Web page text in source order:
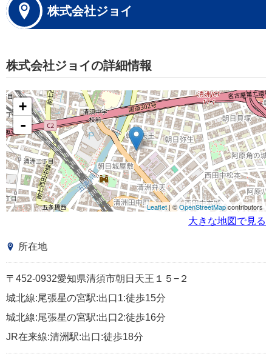
株式会社ジョイ
株式会社ジョイの詳細情報
+
-
Leaflet| ©OpenStreetMapcontributors
大きな地図で見る
所在地
〒452-0932愛知県清須市朝日天王１５−２
城北線:尾張星の宮駅:出口1:徒歩15分
城北線:尾張星の宮駅:出口2:徒歩16分
JR在来線:清洲駅:出口:徒歩18分